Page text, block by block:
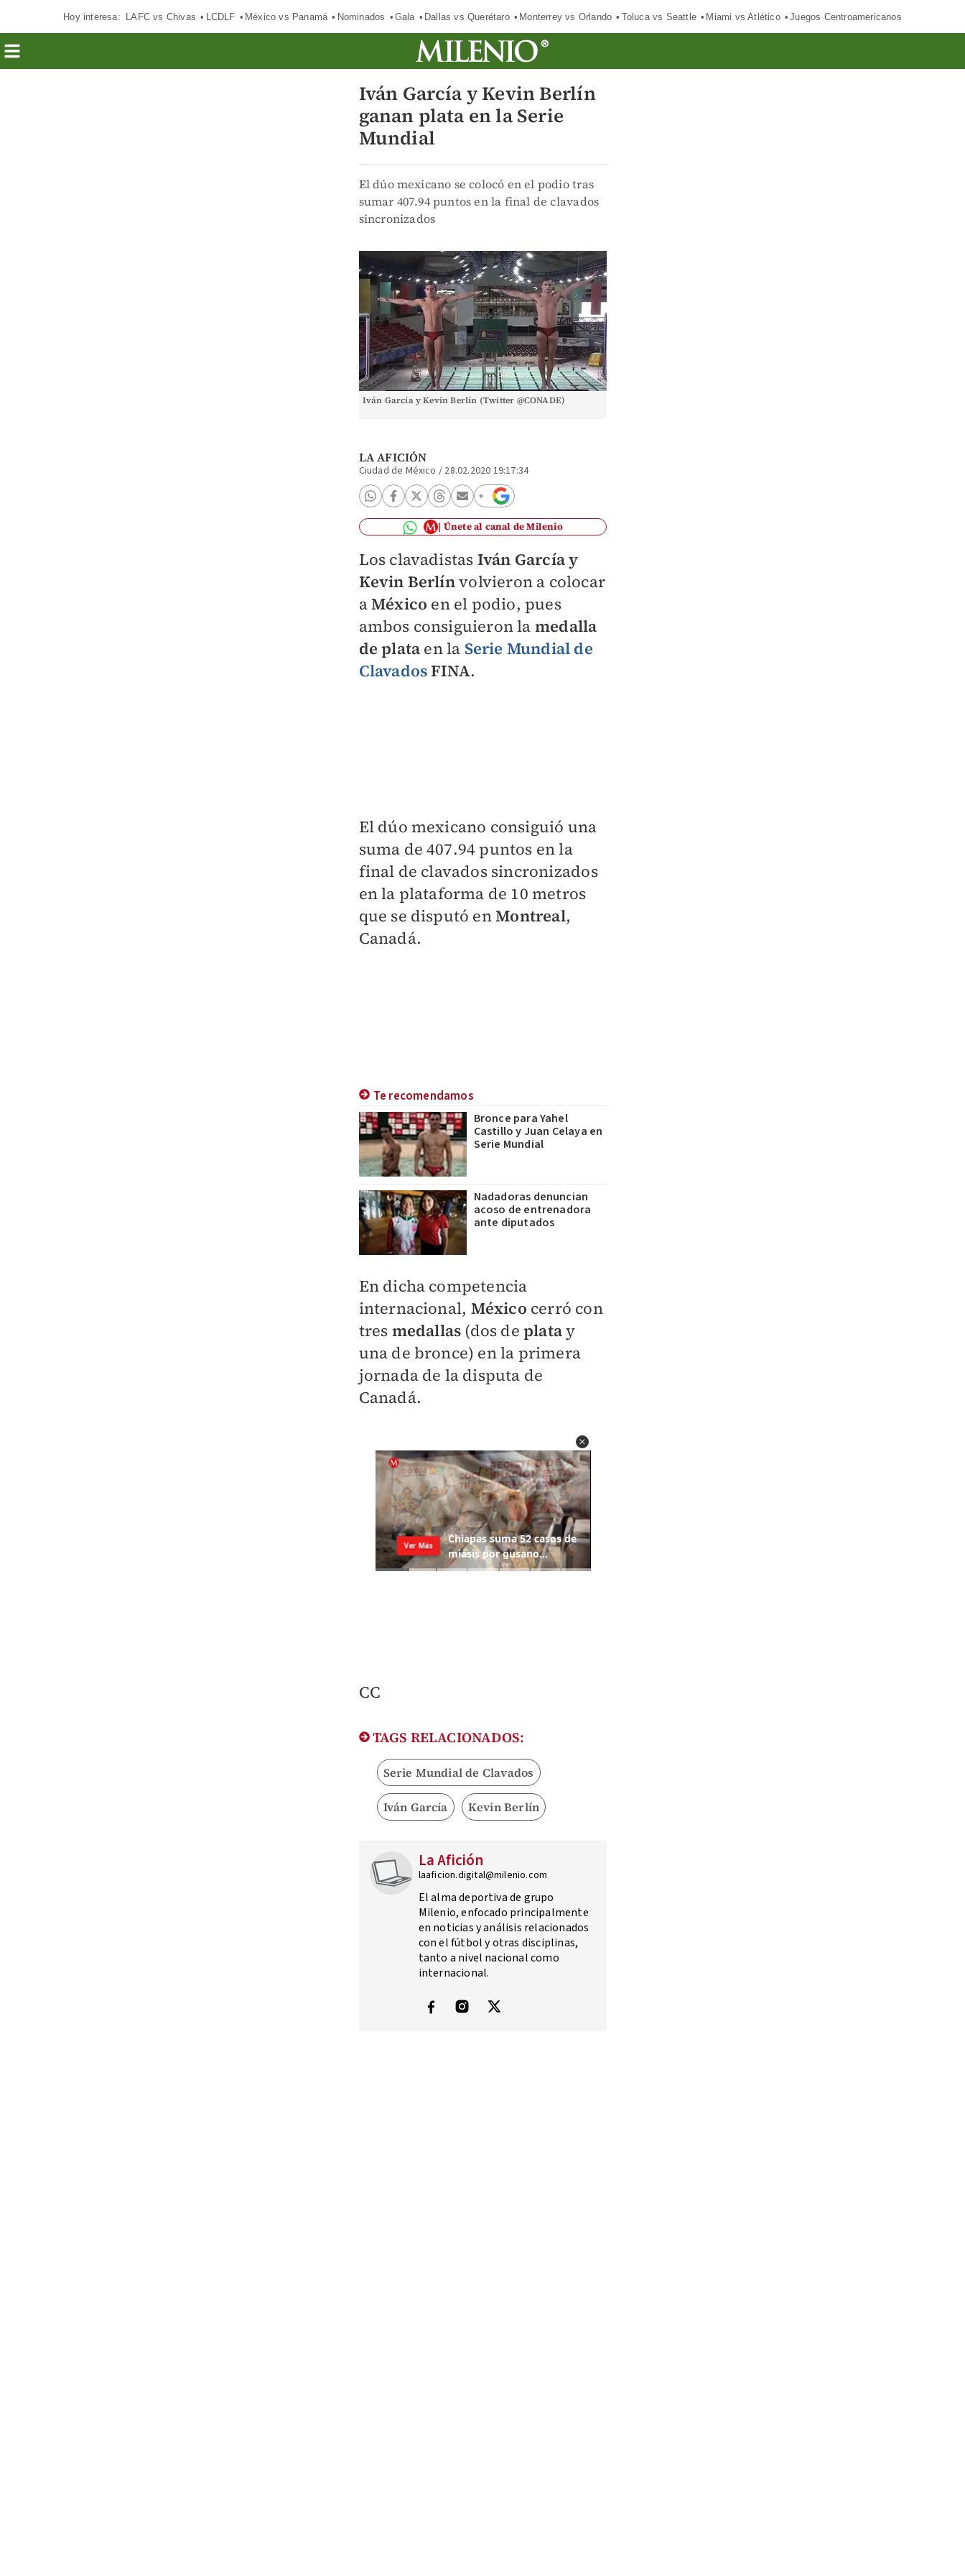
Hoy interesa: LAFC vs Chivas LCDLF México vs Panamá Nominados Gala Dallas vs Querétaro Monterrey vs Orlando Toluca vs Seattle Miami vs Atlético Juegos Centroamericanos
Iván García y Kevin Berlín
ganan plata en la Serie
Mundial
El dúo mexicano se colocó en el podio tras
sumar 407.94 puntos en la final de clavados
sincronizados
Iván García y Kevin Berlín (Twitter @CONADE)
LA AFICIÓN
Ciudad de México / 28.02.2020 19:17:34
Únete al canal de Milenio
Los clavadistas Iván García y
Kevin Berlínvolvieron a colocar
aMéxico en el podio, pues
ambos consiguieron la medalla
de plata en la Serie Mundial de
ClavadosFINA.
El dúo mexicano consiguió una
suma de 407.94 puntos en la
final de clavados sincronizados
en la plataforma de 10 metros
que se disputó enMontreal,
Canadá.
Te recomendamos
Bronce para Yahel
Castillo y Juan Celaya en
Serie Mundial
Nadadoras denuncian
acoso de entrenadora
ante diputados
En dicha competencia
internacional, México cerró con
tres medallas (dos de platay
una de bronce) en la primera
jornada de la disputa de
Canadá.
CC
TAGS RELACIONADOS:
Serie Mundial de Clavados
Iván García Kevin Berlín
La Afición
laaficion.digital@milenio.com
El alma deportiva de grupo
Milenio, enfocado principalmente
en noticias y análisis relacionados
con el fútbol y otras disciplinas,
tanto a nivel nacional como
internacional.